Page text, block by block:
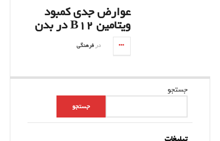
عوارض جدی کمبود
ویتامین B۱۲ در بدن
درفرهنگی
جستجو
جستجو